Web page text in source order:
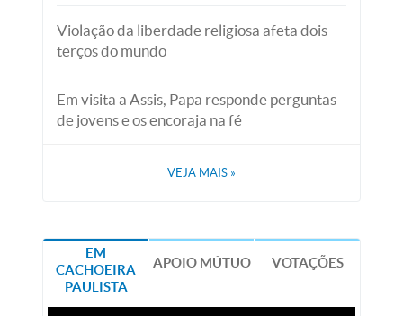
Violação da liberdade religiosa afeta dois
terços do mundo
Em visita a Assis, Papa responde perguntas
de jovens e os encoraja na fé
VEJA MAIS »
EM
CACHOEIRA
PAULISTA
APOIO MÚTUO VOTAÇÕES